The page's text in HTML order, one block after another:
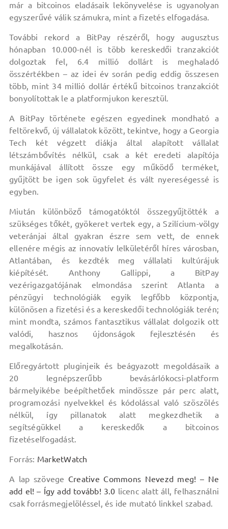
már a bitcoinos eladásaik lekönyvelése is ugyanolyan
egyszerűvé válik számukra, mint a fizetés elfogadása.
További rekord a BitPay részéről, hogy augusztus
hónapban 10.000-nél is több kereskedői tranzakciót
dolgoztak fel, 6.4 millió dollárt is meghaladó
összértékben – az idei év során pedig eddig összesen
több, mint 34 millió dollár értékű bitcoinos tranzakciót
bonyolítottak le a platformjukon keresztül.
A BitPay története egészen egyedinek mondható a
feltörekvő, új vállalatok között, tekintve, hogy a Georgia
Tech két végzett diákja által alapított vállalat
létszámbővítés nélkül, csak a két eredeti alapítója
munkájával állított össze egy működő terméket,
gyűjtött be igen sok ügyfelet és vált nyereségessé is
egyben.
Miután különböző támogatóktól összegyűjtötték a
szükséges tőkét, gyökeret vertek egy, a Szilícium-völgy
veteránjai által gyakran észre sem vett, de ennek
ellenére mégis az innovatív lelkületéről híres városban,
Atlantában, és kezdték meg vállalati kultúrájuk
kiépítését. Anthony Gallippi, a BitPay
vezérigazgatójának elmondása szerint Atlanta a
pénzügyi technológiák egyik legfőbb központja,
különösen a fizetési és a kereskedői technológiák terén;
mint mondta, számos fantasztikus vállalat dolgozik ott
valódi, hasznos újdonságok fejlesztésén és
megalkotásán.
Előregyártott pluginjeik és beágyazott megoldásaik a
20 legnépszerűbb bevásárlókocsi-platform
bármelyikébe beépíthetőek mindössze pár perc alatt,
programozási nyelvekkel és kódolással való szöszölés
nélkül, így pillanatok alatt megkezdhetik a
segítségükkel a kereskedők a bitcoinos
fizetéselfogadást.
Forrás: MarketWatch
A lap szövege Creative Commons Nevezd meg! – Ne
add el! – Így add tovább! 3.0 licenc alatt áll, felhasználni
csak forrásmegjelöléssel, és ide mutató linkkel szabad.